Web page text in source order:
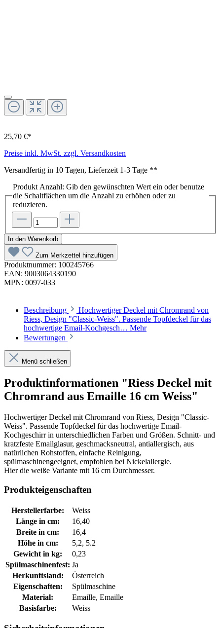
25,70 €*
Preise inkl. MwSt. zzgl. Versandkosten
Versandfertig in 10 Tagen, Lieferzeit 1-3 Tage **
Produkt Anzahl: Gib den gewünschten Wert ein oder benutze
die Schaltflächen um die Anzahl zu erhöhen oder zu
reduzieren.
In den Warenkorb
Zum Merkzettel hinzufügen
Produktnummer: 100245766
EAN: 9003064330190
MPN: 0097-033
Beschreibung
Hochwertiger Deckel mit Chromrand von
Riess, Design "Classic-Weiss". Passende Topfdeckel für das
hochwertige Email-Kochgesch… Mehr
Bewertungen
Menü schließen
Produktinformationen "Riess Deckel mit
Chromrand aus Emaille 16 cm Weiss"
Hochwertiger Deckel mit Chromrand von Riess, Design "Classic-
Weiss". Passende Topfdeckel für das hochwertige Email-
Kochgeschirr in unterschiedlichen Farben und Größen. Schnitt- und
kratzfeste Emailglasur, geschmacksneutral, antiallergisch, aus
natürlichen Rohstoffen, einfache Reinigung,
spülmaschinengeeignet, empfohlen bei Nickelallergie.
Hier die weiße Variante mit 16 cm Durchmesser.
Produkteigenschaften
Herstellerfarbe:
Weiss
Länge in cm:
16,40
Breite in cm:
16,4
Höhe in cm:
5,2, 5.2
Gewicht in kg:
0,23
Spülmaschinenfest: Ja
Herkunftsland:
Österreich
Eigenschaften:
Spülmaschine
Material:
Emaille, Emaille
Basisfarbe:
Weiss